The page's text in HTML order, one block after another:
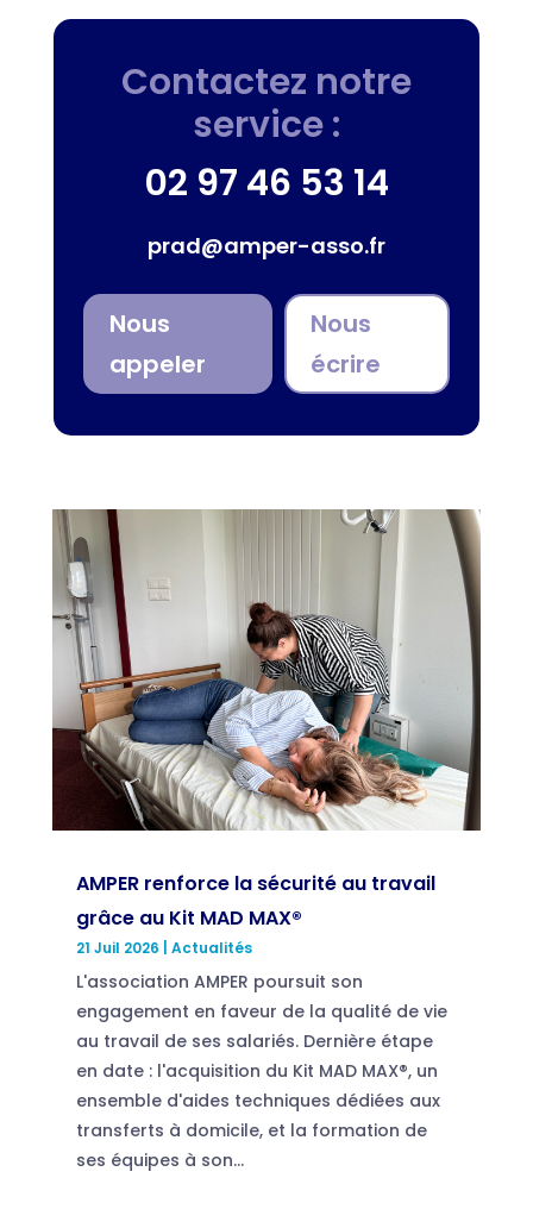
Contactez notre
service :
02 97 46 53 14
prad@amper-asso.fr
Nous
appeler
Nous
écrire
AMPER renforce la sécurité au travail
grâce au Kit MAD MAX®
21 Juil 2026 Actualités
L'association AMPER poursuit son
engagement en faveur de la qualité de vie
au travail de ses salariés. Dernière étape
en date : l'acquisition du Kit MAD MAX®, un
ensemble d'aides techniques dédiées aux
transferts à domicile, et la formation de
ses équipes à son...